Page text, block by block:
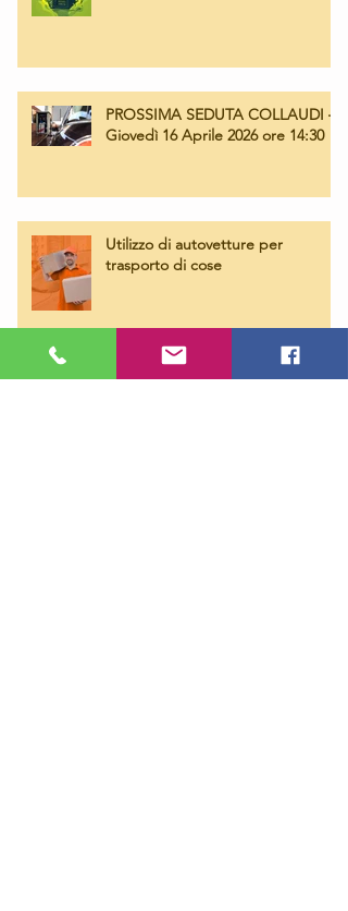
PROSSIMA SEDUTA COLLAUDI –
Giovedì 16 Aprile 2026 ore 14:30
Utilizzo di autovetture per
trasporto di cose